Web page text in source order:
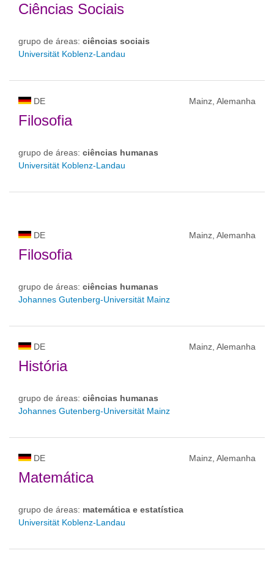
Ciências Sociais
grupo de áreas: ciências sociais
Universität Koblenz-Landau
DE Mainz, Alemanha
Filosofia
grupo de áreas: ciências humanas
Universität Koblenz-Landau
DE Mainz, Alemanha
Filosofia
grupo de áreas: ciências humanas
Johannes Gutenberg-Universität Mainz
DE Mainz, Alemanha
História
grupo de áreas: ciências humanas
Johannes Gutenberg-Universität Mainz
DE Mainz, Alemanha
Matemática
grupo de áreas: matemática e estatística
Universität Koblenz-Landau